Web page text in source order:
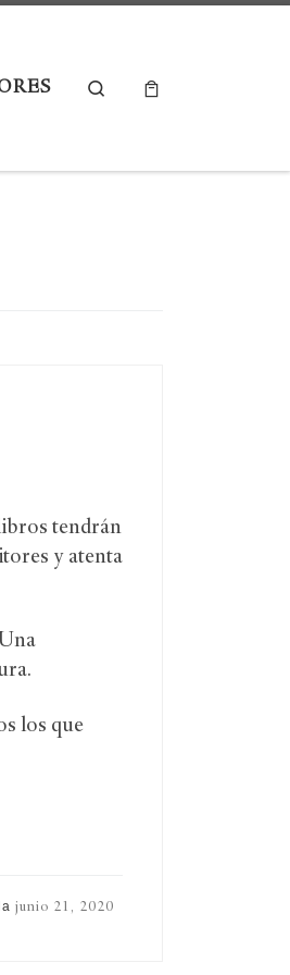
Search
tendrán
y atenta
los que
junio 21, 2020